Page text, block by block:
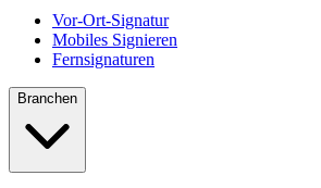
Vor-Ort-Signatur
Mobiles Signieren
Fernsignaturen
Branchen